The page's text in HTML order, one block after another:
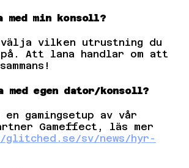
med min konsoll?
vilken utrustning du
Att lana handlar om att
med egen dator/konsoll?
en gamingsetup av vår
Gameffect, läs mer
sv/news/hyr-